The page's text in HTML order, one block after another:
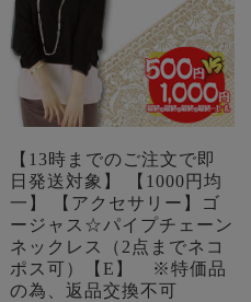
【13時までのご注文で即
日発送対象】 【1000円均
一】 【アクセサリー】ゴ
ージャス☆パイプチェーン
ネックレス（2点までネコ
ポス可）【E】 ※特価品
の為、返品交換不可